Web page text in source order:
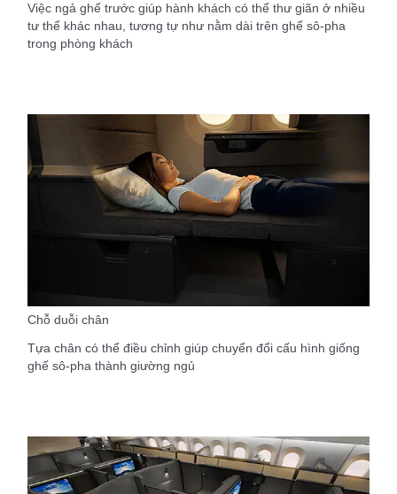
Việc ngả ghế trước giúp hành khách có thể thư giãn ở nhiều
tư thế khác nhau, tương tự như nằm dài trên ghế sô-pha
trong phòng khách
Chỗ duỗi chân
Tựa chân có thể điều chỉnh giúp chuyển đổi cấu hình giống
ghế sô-pha thành giường ngủ